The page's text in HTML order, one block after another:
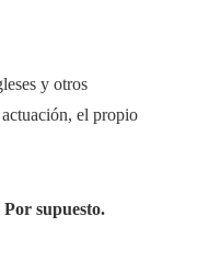
y otros
el propio
Por supuesto.